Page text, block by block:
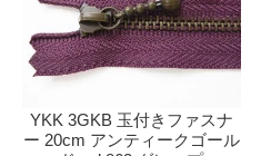
YKK 3GKB 玉付きファスナ
ー 20cm アンティークゴール